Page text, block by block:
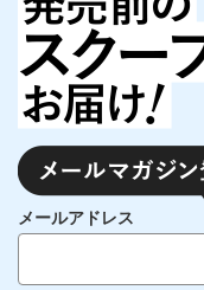
メールアドレス